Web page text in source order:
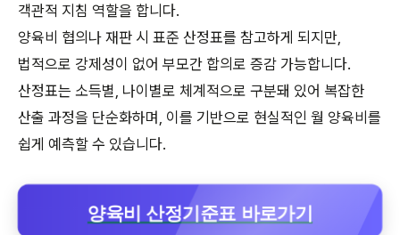
객관적 지침 역할을 합니다.
양육비 협의나 재판 시 표준 산정표를 참고하게 되지만,
법적으로 강제성이 없어 부모간 합의로 증감 가능합니다.
산정표는 소득별, 나이별로 체계적으로 구분돼 있어 복잡한
산출 과정을 단순화하며, 이를 기반으로 현실적인 월 양육비를
쉽게 예측할 수 있습니다.
양육비 산정기준표 바로가기